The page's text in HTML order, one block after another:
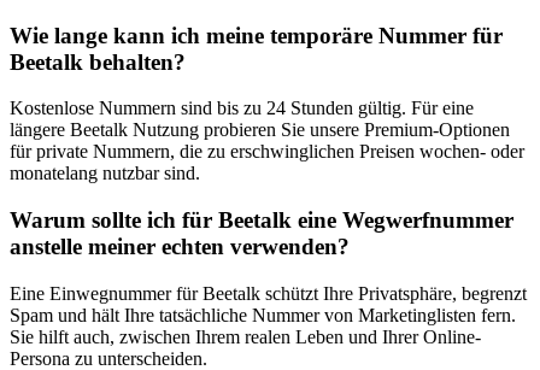
Wie lange kann ich meine temporäre Nummer für
Beetalk behalten?
Kostenlose Nummern sind bis zu 24 Stunden gültig. Für eine
längere Beetalk Nutzung probieren Sie unsere Premium-Optionen
für private Nummern, die zu erschwinglichen Preisen wochen- oder
monatelang nutzbar sind.
Warum sollte ich für Beetalk eine Wegwerfnummer
anstelle meiner echten verwenden?
Eine Einwegnummer für Beetalk schützt Ihre Privatsphäre, begrenzt
Spam und hält Ihre tatsächliche Nummer von Marketinglisten fern.
Sie hilft auch, zwischen Ihrem realen Leben und Ihrer Online-
Persona zu unterscheiden.